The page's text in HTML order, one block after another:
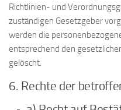
Richtlinien- und
zuständigen Gesetzgeber
werden die
entsprechend den
gelöscht.
6. Rechte der